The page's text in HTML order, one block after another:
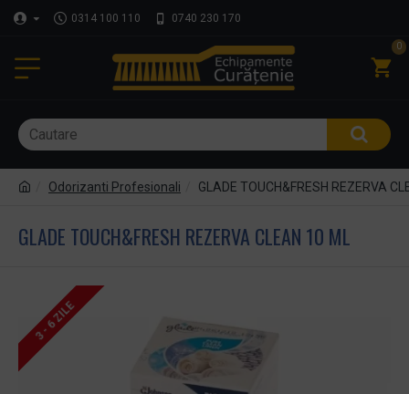
0314 100 110 0740 230 170
0
Odorizanti Profesionali GLADE TOUCH&FRESH REZERVA
GLADE TOUCH&FRESH REZERVA CLEAN 10 ML
3 - 6 ZILE